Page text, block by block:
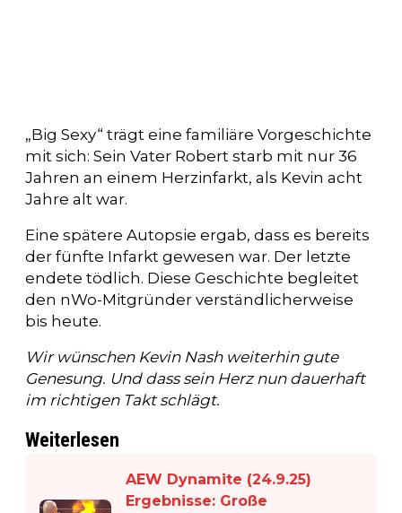
„Big Sexy“ trägt eine familiäre Vorgeschichte
mit sich: Sein Vater Robert starb mit nur 36
Jahren an einem Herzinfarkt, als Kevin acht
Jahre alt war.
Eine spätere Autopsie ergab, dass es bereits
der fünfte Infarkt gewesen war. Der letzte
endete tödlich. Diese Geschichte begleitet
den nWo-Mitgründer verständlicherweise
bis heute.
Wir wünschen Kevin Nash weiterhin gute
Genesung. Und dass sein Herz nun dauerhaft
im richtigen Takt schlägt.
Weiterlesen
AEW Dynamite (24.9.25)
Ergebnisse: Große